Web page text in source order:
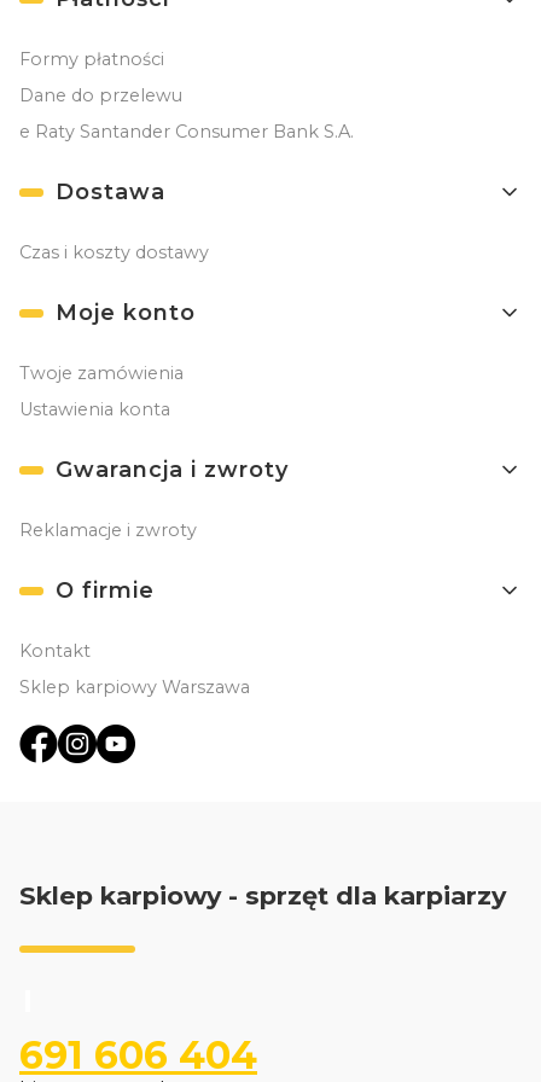
Formy płatności
Dane do przelewu
e Raty Santander Consumer Bank S.A.
Dostawa
Czas i koszty dostawy
Moje konto
Twoje zamówienia
Ustawienia konta
Gwarancja i zwroty
Reklamacje i zwroty
O firmie
Kontakt
Sklep karpiowy Warszawa
Sklep karpiowy - sprzęt dla karpiarzy
691 606 404